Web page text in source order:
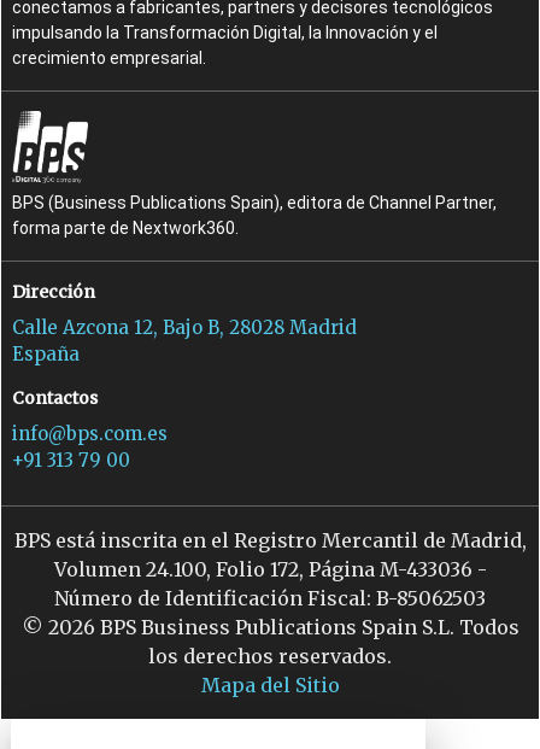
conectamos a fabricantes, partners y decisores tecnológicos
impulsando la Transformación Digital, la Innovación y el
crecimiento empresarial.
BPS (Business Publications Spain), editora de Channel Partner,
forma parte de Nextwork360.
Dirección
Calle Azcona 12, Bajo B, 28028 Madrid
España
Contactos
info@bps.com.es
+91 313 79 00
BPS está inscrita en el Registro Mercantil de Madrid,
Volumen 24.100, Folio 172, Página M-433036 -
Número de Identificación Fiscal: B-85062503
© 2026 BPS Business Publications Spain S.L. Todos
los derechos reservados.
Mapa del Sitio